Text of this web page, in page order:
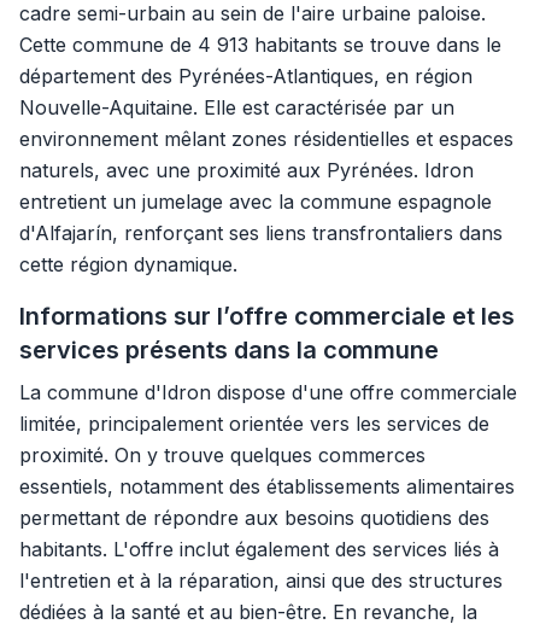
cadre semi-urbain au sein de l'aire urbaine paloise.
Cette commune de 4 913 habitants se trouve dans le
département des Pyrénées-Atlantiques, en région
Nouvelle-Aquitaine. Elle est caractérisée par un
environnement mêlant zones résidentielles et espaces
naturels, avec une proximité aux Pyrénées. Idron
entretient un jumelage avec la commune espagnole
d'Alfajarín, renforçant ses liens transfrontaliers dans
cette région dynamique.
Informations sur l’offre commerciale et les
services présents dans la commune
La commune d'Idron dispose d'une offre commerciale
limitée, principalement orientée vers les services de
proximité. On y trouve quelques commerces
essentiels, notamment des établissements alimentaires
permettant de répondre aux besoins quotidiens des
habitants. L'offre inclut également des services liés à
l'entretien et à la réparation, ainsi que des structures
dédiées à la santé et au bien-être. En revanche, la